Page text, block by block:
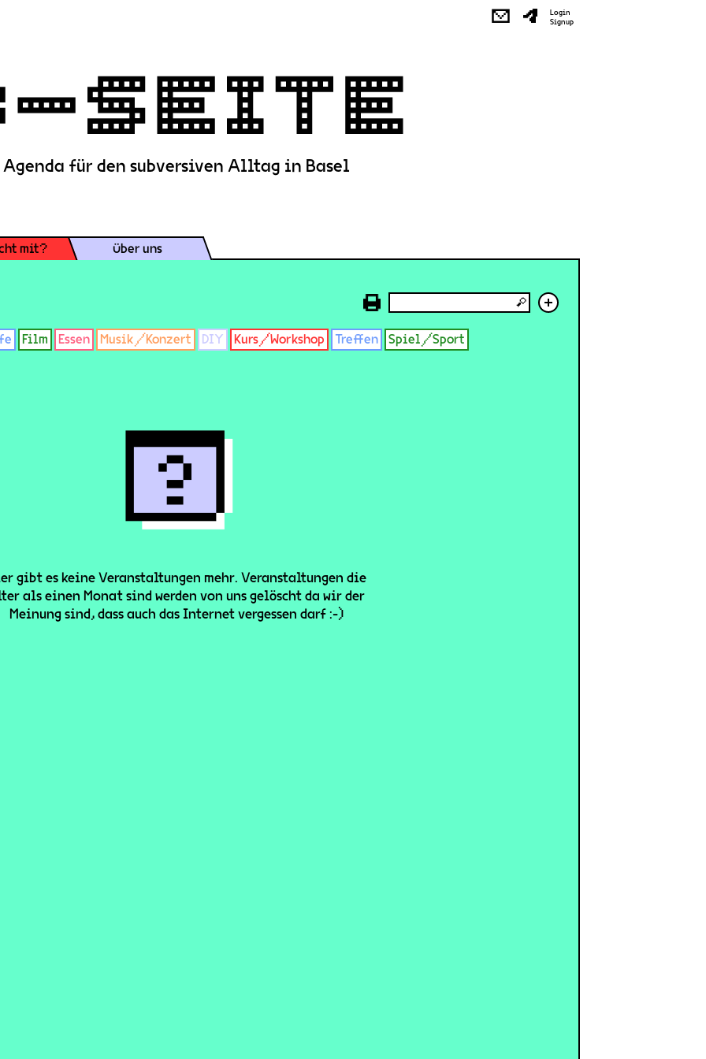
✉
Login
Signup
Agenda für den subversiven Alltag in Basel
mit? Über uns
+
Film Essen Musik/Konzert DIY Kurs/Workshop Treffen Spiel/Sport
gibt es keine Veranstaltungen mehr. Veranstaltungen die
als einen Monat sind werden von uns gelöscht da wir der
Meinung sind, dass auch das Internet vergessen darf :-)